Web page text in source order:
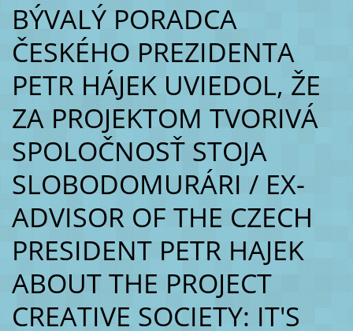
BÝVALÝ PORADCA
ČESKÉHO PREZIDENTA
PETR HÁJEK UVIEDOL, ŽE
ZA PROJEKTOM TVORIVÁ
SPOLOČNOSŤ STOJA
SLOBODOMURÁRI / EX-
ADVISOR OF THE CZECH
PRESIDENT PETR HAJEK
ABOUT THE PROJECT
CREATIVE SOCIETY: IT'S